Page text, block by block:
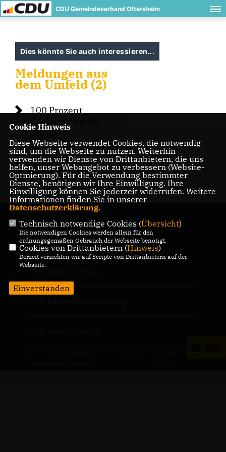
CDU Gemeindeverband Oftersheim
Dies könnte Sie auch interessieren...
Meldungen aus
dem Umfeld (2)
100 Prozent
Rückenwind für
Sturm
BildungsDialog
in Plankstadt
IMPRESSUM DATENSCHUTZ KONTAKT
Cookie Hinweis
Diese Webseite verwendet Cookies, die notwendig
sind, um die Webseite zu nutzen. Weiterhin
verwenden wir Dienste von Drittanbietern, die uns
helfen, unser Webangebot zu verbessern (Website-
Optmierung). Für die Verwendung bestimmter
Dienste, benötigen wir Ihre Einwilligung. Ihre
Einwilligung können Sie jederzeit widerrufen. Weitere
Informationen finden Sie in unserer
Datenschutzerklärung.
Technisch notwendige Cookies (Übersicht)
Die notwendigen Cookies werden allein für den
ordnungsgemäßen Gebrauch der Webseite benötigt.
Cookies von Drittanbietern (Hinweis)
Derzeit verzichten wir auf Scripte von Drittanbietern auf der
Webseite.
Einverstanden